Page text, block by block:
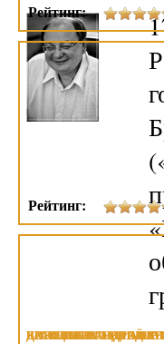
ВИКУЛОВ ВЛАДИМИР
КРАВЦОВ ИГОРЬ
Рейтинг:
ВАСИЛЬЕВ АНДРЕЙ
Рейтинг:
ДОРОШЕНКО